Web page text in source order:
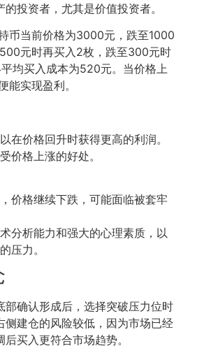
投资者，尤其是价值投资者。
币当前价格为3000元，跌至1000
元时再买入2枚，跌至300元时
均买入成本为520元。当价格上
能实现盈利。
在价格回升时获得更高的利润。
价格上涨的好处。
价格继续下跌，可能面临被套牢
分析能力和强大的心理素质，以
压力。
部确认形成后，选择突破压力位时
侧建仓的风险较低，因为市场已经
买入更符合市场趋势。